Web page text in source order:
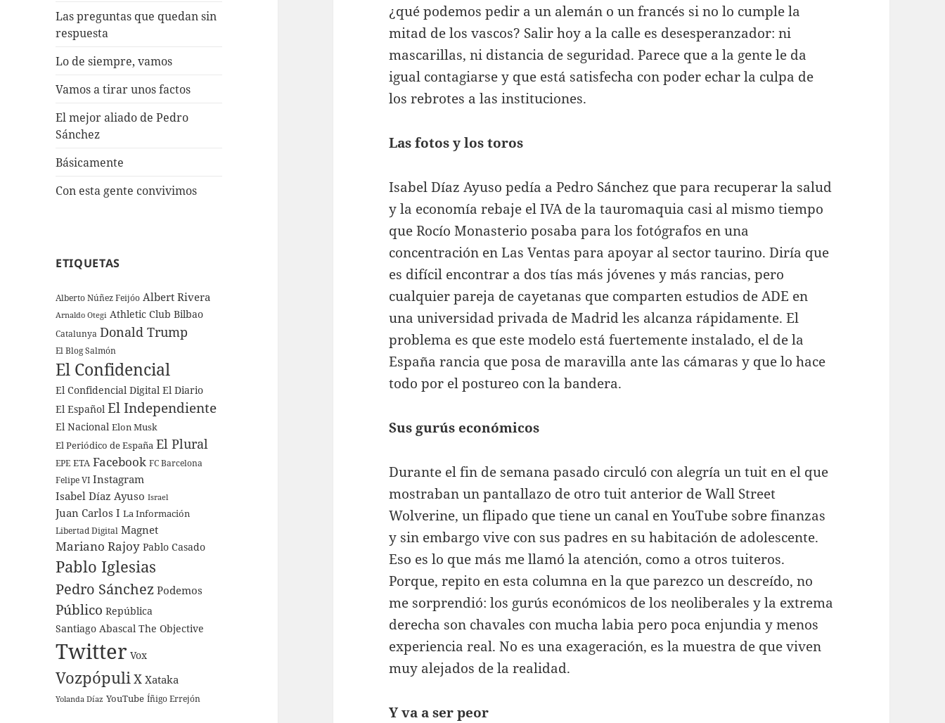
Las preguntas que quedan sin
respuesta
Lo de siempre, vamos
Vamos a tirar unos factos
El mejor aliado de Pedro
Sánchez
Básicamente
Con esta gente convivimos
ETIQUETAS
Alberto Núñez Feijóo Albert Rivera
Arnaldo Otegi Athletic Club Bilbao
Catalunya Donald Trump
El Blog Salmón
El Confidencial
El Confidencial Digital El Diario
El Español El Independiente
El Nacional Elon Musk
El Periódico de España El Plural
EPE ETA Facebook FC Barcelona
Felipe VI Instagram
Isabel Díaz Ayuso Israel
Juan Carlos I La Información
Libertad Digital Magnet
Mariano Rajoy Pablo Casado
Pablo Iglesias
Pedro Sánchez Podemos
Público República
Santiago Abascal The Objective
Twitter Vox
Vozpópuli X Xataka
Yolanda Díaz YouTube Íñigo Errejón
¿qué podemos pedir a un alemán o un francés si no lo cumple la
mitad de los vascos? Salir hoy a la calle es desesperanzador: ni
mascarillas, ni distancia de seguridad. Parece que a la gente le da
igual contagiarse y que está satisfecha con poder echar la culpa de
los rebrotes a las instituciones.
Las fotos y los toros
Isabel Díaz Ayuso pedía a Pedro Sánchez que para recuperar la salud
y la economía rebaje el IVA de la tauromaquia casi al mismo tiempo
que Rocío Monasterio posaba para los fotógrafos en una
concentración en Las Ventas para apoyar al sector taurino. Diría que
es difícil encontrar a dos tías más jóvenes y más rancias, pero
cualquier pareja de cayetanas que comparten estudios de ADE en
una universidad privada de Madrid les alcanza rápidamente. El
problema es que este modelo está fuertemente instalado, el de la
España rancia que posa de maravilla ante las cámaras y que lo hace
todo por el postureo con la bandera.
Sus gurús económicos
Durante el fin de semana pasado circuló con alegría un tuit en el que
mostraban un pantallazo de otro tuit anterior de Wall Street
Wolverine, un flipado que tiene un canal en YouTube sobre finanzas
y sin embargo vive con sus padres en su habitación de adolescente.
Eso es lo que más me llamó la atención, como a otros tuiteros.
Porque, repito en esta columna en la que parezco un descreído, no
me sorprendió: los gurús económicos de los neoliberales y la extrema
derecha son chavales con mucha labia pero poca enjundia y menos
experiencia real. No es una exageración, es la muestra de que viven
muy alejados de la realidad.
Y va a ser peor